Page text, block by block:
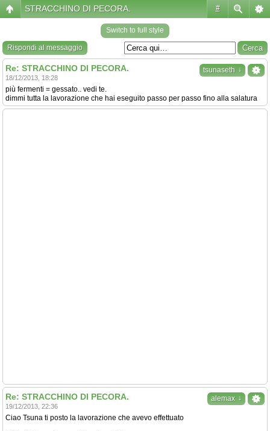
#
STRACCHINO DI PECORA.
Switch to full style
Rispondi al messaggio
tsunaseth ↓
Re: STRACCHINO DI PECORA.
18/12/2013, 18:28
più fermenti = gessato.. vedi te.
dimmi tutta la lavorazione che hai eseguito passo per passo fino alla salatura
alemax ↓
Re: STRACCHINO DI PECORA.
19/12/2013, 22:36
Ciao Tsuna ti posto la lavorazione che avevo effettuato